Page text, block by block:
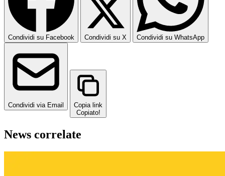
Condividi su Facebook Condividi su X Condividi su WhatsApp
Condividi via Email
Copia link
Copiato!
News correlate